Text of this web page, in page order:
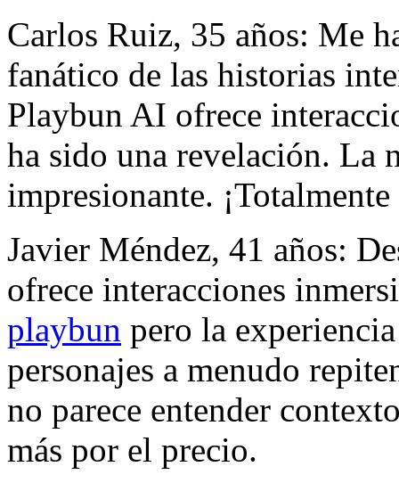
Carlos Ruiz, 35 años: Me
fanático de las historias
Playbun AI ofrece
ha sido una revelación. La
impresionante.
Javier Méndez, 41 años:
ofrece interacciones
playbun pero la
personajes a menudo
no parece entender
más por el precio.